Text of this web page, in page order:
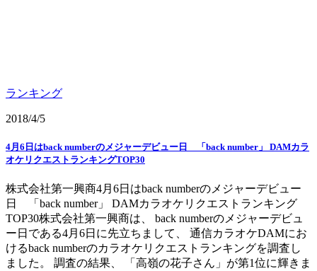
ランキング
2018/4/5
4月6日はback numberのメジャーデビュー日 「back number」 DAMカラ
オケリクエストランキングTOP30
株式会社第一興商4月6日はback numberのメジャーデビュー
日 「back number」 DAMカラオケリクエストランキング
TOP30株式会社第一興商は、 back numberのメジャーデビュ
ー日である4月6日に先立ちまして、 通信カラオケDAMにお
けるback numberのカラオケリクエストランキングを調査し
ました。 調査の結果、 「高嶺の花子さん」が第1位に輝きま